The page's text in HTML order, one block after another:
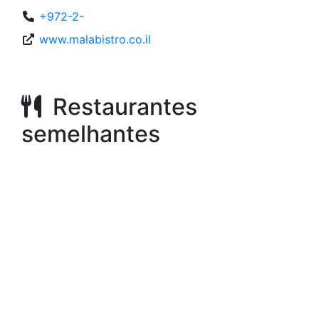
+972-2-
www.malabistro.co.il
Restaurantes
semelhantes